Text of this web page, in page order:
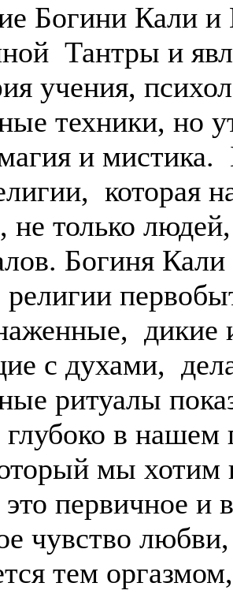
Богини Кали
Тантры и
учения,
техники, но
и мистика.
которая
не только
Богиня Кали
религии
дикие
с духами,
ритуалы
глубоко в
мы хотим
первичное и
чувство
тем